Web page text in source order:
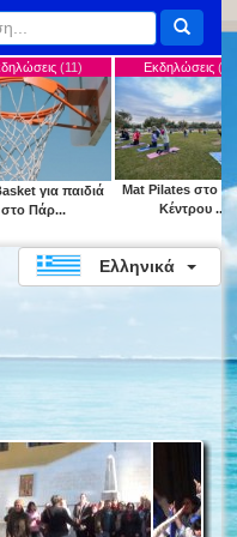
Εκδηλώσεις (12)
Mat Pilates στο Πάρκο
"Park
Ελληνικά